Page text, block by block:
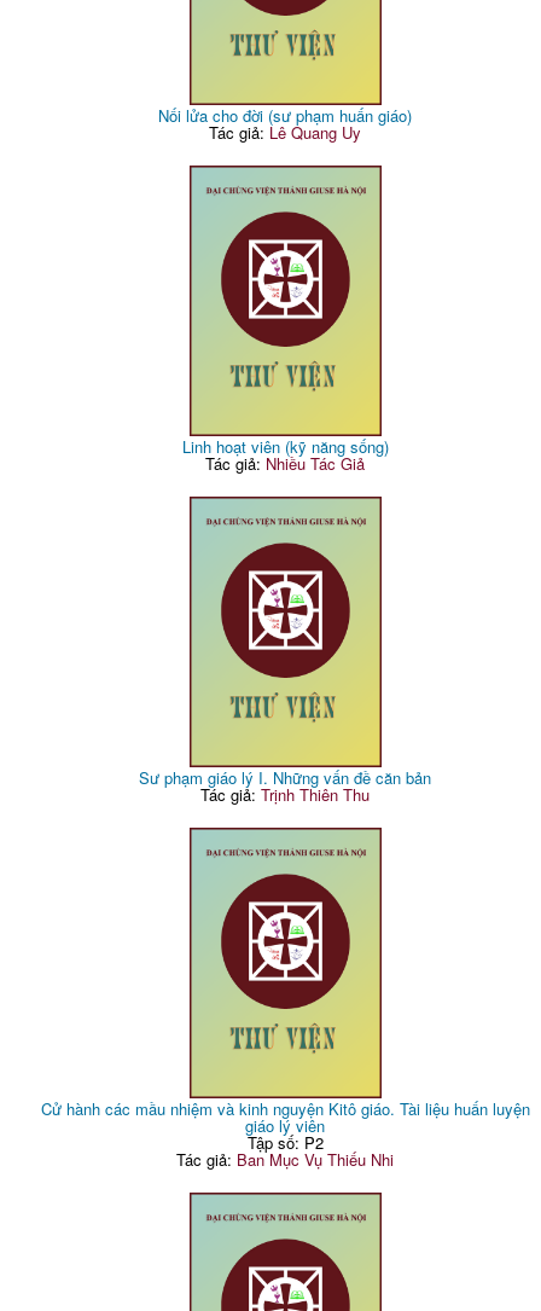
Nối lửa cho đời (sư phạm huấn giáo)
Tác giả: Lê Quang Uy
Linh hoạt viên (kỹ năng sống)
Tác giả: Nhiều Tác Giả
Sư phạm giáo lý I. Những vấn đề căn bản
Tác giả:Trịnh Thiên Thu
Cử hành các mầu nhiệm và kinh nguyện Kitô giáo. Tài liệu huấn luyện
giáo lý viên
Tập số: P2
Tác giả: Ban Mục Vụ Thiếu Nhi